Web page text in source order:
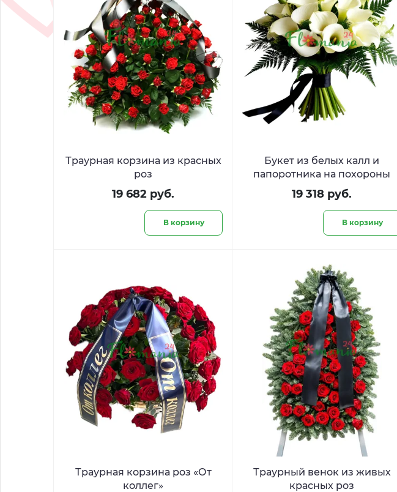
Траурная корзина из красных
роз
19 682 руб.
В корзину
Букет из белых калл и
папоротника на похороны
19 318 руб.
В корзину
Траурная корзина роз «От
коллег»
Траурный венок из живых
красных роз